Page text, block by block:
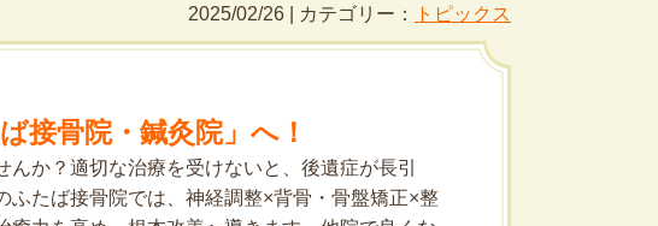
2025/02/26 | カテゴリー： トピックス
接骨院・鍼灸院」へ！
か？適切な治療を受けないと、後遺症が長引
ふたば接骨院では、神経調整×背骨・骨盤矯正×整